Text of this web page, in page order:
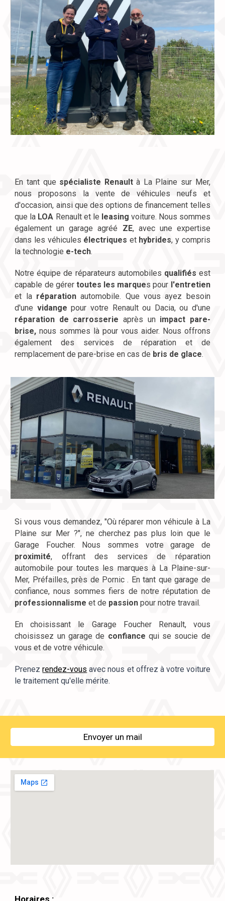
En tant que spécialiste Renault à La Plaine sur Mer,
nous proposons la vente de véhicules neufs et
d'occasion, ainsi que des options de financement telles
que la LOA Renault et le leasing voiture. Nous sommes
également un garage agréé ZE, avec une expertise
dans les véhicules électriques et hybrides, y compris
la technologie e-tech.
Notre équipe de réparateurs automobiles qualifiés est
capable de gérer toutes les marques pour l'entretien
et la réparationautomobile. Que vous ayez besoin
d'une vidange pour votre Renault ou Dacia, ou d'une
réparation de carrosserie après un impact pare-
brise, nous sommes là pour vous aider. Nous offrons
également des services de réparation et de
remplacement de pare-brise en cas de bris de glace.
Si vous vous demandez, "Où réparer mon véhicule à La
Plaine sur Mer ?", ne cherchez pas plus loin que le
Garage Foucher. Nous sommes votre garage de
proximité, offrant des services de réparation
automobile pour toutes les marques à La Plaine-sur-
Mer, Préfailles, près de Pornic . En tant que garage de
confiance, nous sommes fiers de notre réputation de
professionnalismeet de passion pour notre travail.
En choisissant le Garage Foucher Renault, vous
choisissez un garage de confiance qui se soucie de
vous et de votre véhicule.
Prenezrendez-vous avec nous et offrez à votre voiture
le traitement qu'elle mérite.
Envoyer un mail
Horaires :